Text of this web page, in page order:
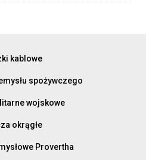
kablowe
spożywczego
wojskowe
okrągłe
Provertha